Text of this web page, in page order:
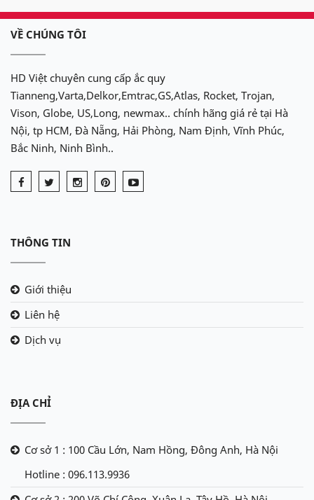
VỀ CHÚNG TÔI
HD Việt chuyên cung cấp ắc quy
Tianneng,Varta,Delkor,Emtrac,GS,Atlas, Rocket, Trojan,
Vison, Globe, US,Long, newmax.. chính hãng giá rẻ tại Hà
Nội, tp HCM, Đà Nẵng, Hải Phòng, Nam Định, Vĩnh Phúc,
Bắc Ninh, Ninh Bình..
THÔNG TIN
Giới thiệu
Liên hệ
Dịch vụ
ĐỊA CHỈ
Cơ sở 1 : 100 Cầu Lớn, Nam Hồng, Đông Anh, Hà Nội
Hotline : 096.113.9936